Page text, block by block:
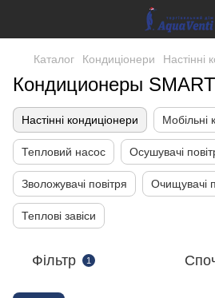
Каталог Кондиціонери Настінні
Кондиционеры
Настінні кондиціонери Мобільні
Тепловий насос Осушувачі
Зволожувачі повітря Очищувачі
Теплові завіси
Фільтр 1